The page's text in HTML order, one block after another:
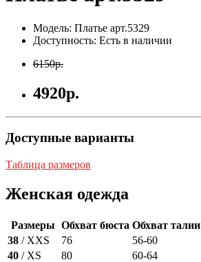
Модель: Платье арт.5329
Доступность: Есть в наличии
6150р.
4920р.
Доступные варианты
Таблица размеров
Женская одежда
Размеры Обхват бюста Обхват талии
38 / XXS 76 56-60
40 / XS 80 60-64